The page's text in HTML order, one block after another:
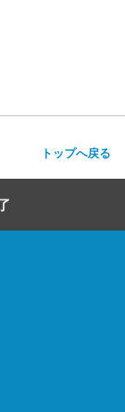
トップへ戻る